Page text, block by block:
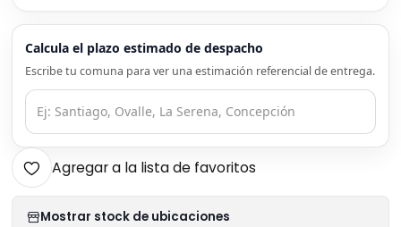
Calcula el plazo estimado de despacho
Escribe tu comuna para ver una estimación referencial de entrega.
Agregar a la lista de favoritos
Mostrar stock de ubicaciones